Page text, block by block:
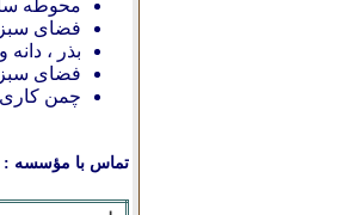
محوطه
فضای سبز
بذر ، دانه
فضای
چمن کاری
تماس با مؤسسه :